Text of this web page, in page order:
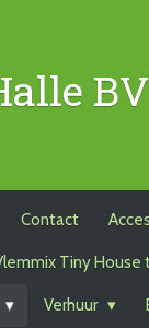
Contact
Tiny House
Verhuur